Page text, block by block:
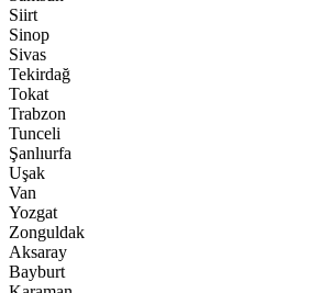
Siirt
Sinop
Sivas
Tekirdağ
Tokat
Trabzon
Tunceli
Şanlıurfa
Uşak
Van
Yozgat
Zonguldak
Aksaray
Bayburt